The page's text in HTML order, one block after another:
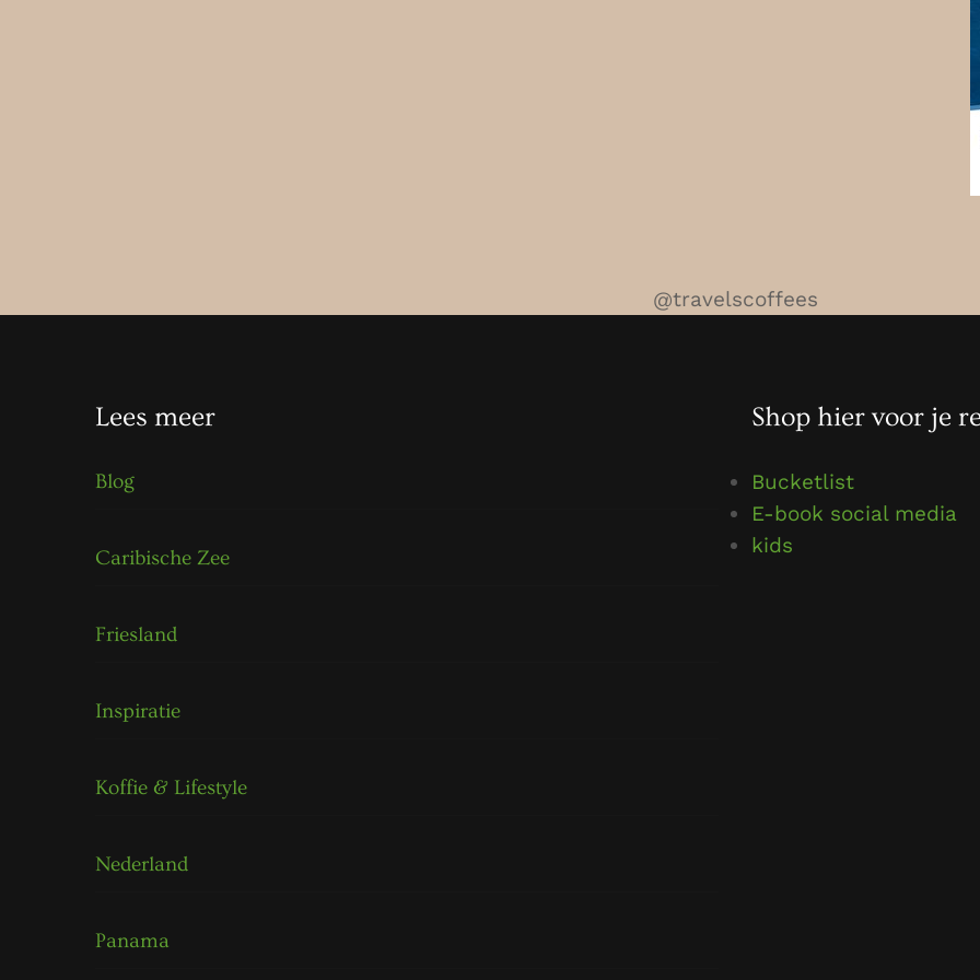
@travelscoffees
Lees meer
Blog
Caribische Zee
Friesland
Inspiratie
Koffie & Lifestyle
Nederland
Panama
Shop hier voor je
Bucketlist
E-book social media
kids